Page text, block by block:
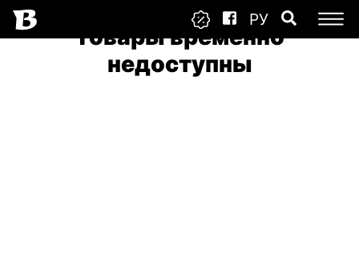
РУ
Товары временно
недоступны